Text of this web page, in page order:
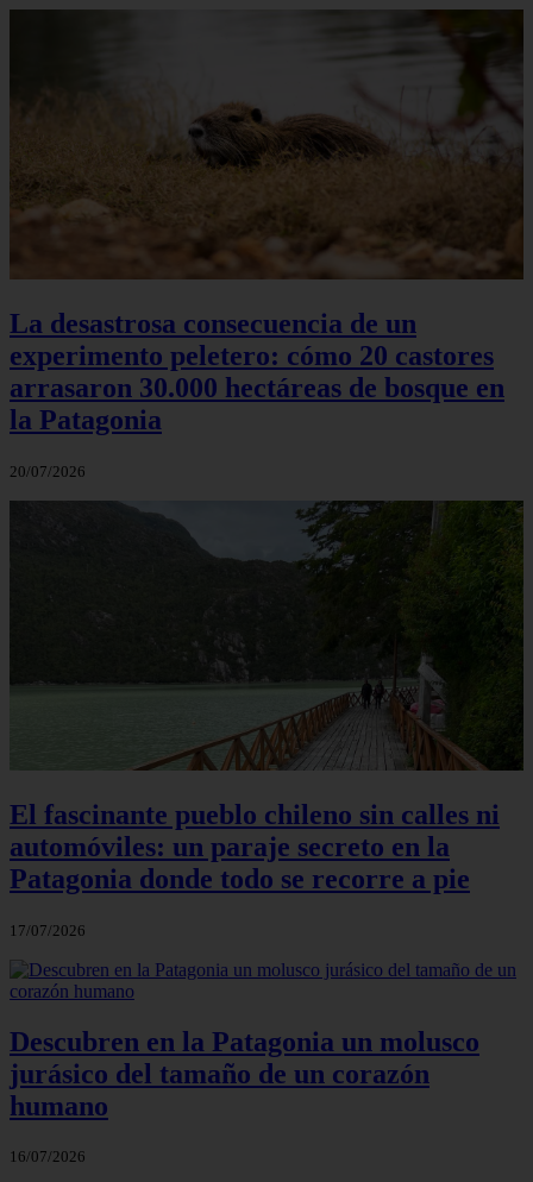
La desastrosa consecuencia de un
experimento peletero: cómo 20 castores
arrasaron 30.000 hectáreas de bosque en
la Patagonia
20/07/2026
El fascinante pueblo chileno sin calles ni
automóviles: un paraje secreto en la
Patagonia donde todo se recorre a pie
17/07/2026
Descubren en la Patagonia un molusco
jurásico del tamaño de un corazón
humano
16/07/2026